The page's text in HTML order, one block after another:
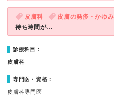
皮膚科 皮膚の発疹・かゆみ
待ち時間が…
診療科目：
皮膚科
専門医・資格：
皮膚科専門医